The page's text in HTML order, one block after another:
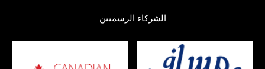
الشركاء الرسميين